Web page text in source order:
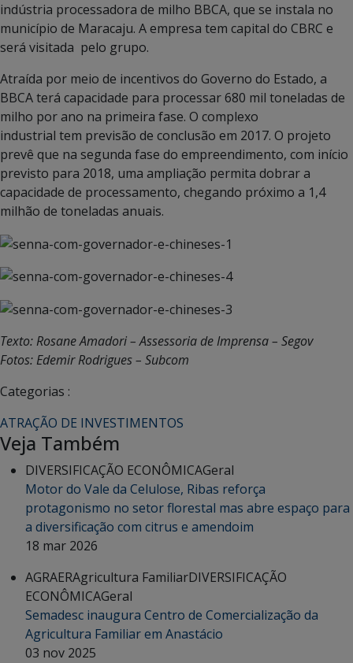
indústria processadora de milho BBCA, que se instala no
município de Maracaju. A empresa tem capital do CBRC e
será visitada pelo grupo.
Atraída por meio de incentivos do Governo do Estado, a
BBCA terá capacidade para processar 680 mil toneladas de
milho por ano na primeira fase. O complexo
industrial tem previsão de conclusão em 2017. O projeto
prevê que na segunda fase do empreendimento, com início
previsto para 2018, uma ampliação permita dobrar a
capacidade de processamento, chegando próximo a 1,4
milhão de toneladas anuais.
Texto: Rosane Amadori – Assessoria de Imprensa – Segov
Fotos: Edemir Rodrigues – Subcom
Categorias :
ATRAÇÃO DE INVESTIMENTOS
Veja Também
DIVERSIFICAÇÃO ECONÔMICAGeral
Motor do Vale da Celulose, Ribas reforça
protagonismo no setor florestal mas abre espaço para
a diversificação com citrus e amendoim
18 mar 2026
AGRAERAgricultura FamiliarDIVERSIFICAÇÃO
ECONÔMICAGeral
Semadesc inaugura Centro de Comercialização da
Agricultura Familiar em Anastácio
03 nov 2025